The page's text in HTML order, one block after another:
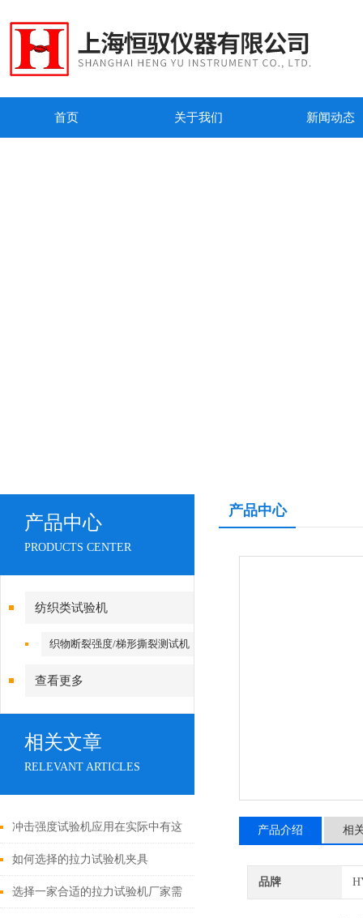
首页 关于我们 新闻动态
产品中心
PRODUCTS CENTER
纺织类试验机
织物断裂强度/梯形撕裂测试机
查看更多
相关文章
RELEVANT ARTICLES
冲击强度试验机应用在实际中有这
七大特点
如何选择的拉力试验机夹具
选择一家合适的拉力试验机厂家需
产品中心
产品介绍 相
品牌